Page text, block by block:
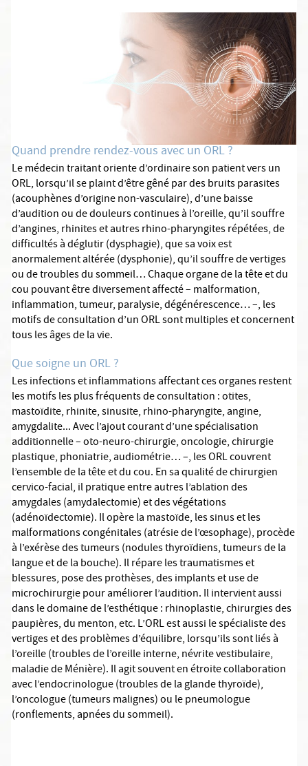
Quand prendre rendez-vous avec un ORL ?
Le médecin traitant oriente d’ordinaire son patient vers un
ORL, lorsqu’il se plaint d’être gêné par des bruits parasites
(acouphènes d’origine non-vasculaire), d’une baisse
d’audition ou de douleurs continues à l’oreille, qu’il souffre
d’angines, rhinites et autres rhino-pharyngites répétées, de
difficultés à déglutir (dysphagie), que sa voix est
anormalement altérée (dysphonie), qu’il souffre de vertiges
ou de troubles du sommeil… Chaque organe de la tête et du
cou pouvant être diversement affecté – malformation,
inflammation, tumeur, paralysie, dégénérescence… –, les
motifs de consultation d’un ORL sont multiples et concernent
tous les âges de la vie.
Que soigne un ORL ?
Les infections et inflammations affectant ces organes restent
les motifs les plus fréquents de consultation : otites,
mastoïdite, rhinite, sinusite, rhino-pharyngite, angine,
amygdalite... Avec l’ajout courant d’une spécialisation
additionnelle – oto-neuro-chirurgie, oncologie, chirurgie
plastique, phoniatrie, audiométrie… –, les ORL couvrent
l’ensemble de la tête et du cou. En sa qualité de chirurgien
cervico-facial, il pratique entre autres l’ablation des
amygdales (amydalectomie) et des végétations
(adénoïdectomie). Il opère la mastoïde, les sinus et les
malformations congénitales (atrésie de l’œsophage), procède
à l’exérèse des tumeurs (nodules thyroïdiens, tumeurs de la
langue et de la bouche). Il répare les traumatismes et
blessures, pose des prothèses, des implants et use de
microchirurgie pour améliorer l’audition. Il intervient aussi
dans le domaine de l’esthétique : rhinoplastie, chirurgies des
paupières, du menton, etc. L’ORL est aussi le spécialiste des
vertiges et des problèmes d’équilibre, lorsqu’ils sont liés à
l’oreille (troubles de l’oreille interne, névrite vestibulaire,
maladie de Ménière). Il agit souvent en étroite collaboration
avec l’endocrinologue (troubles de la glande thyroïde),
l’oncologue (tumeurs malignes) ou le pneumologue
(ronflements, apnées du sommeil).